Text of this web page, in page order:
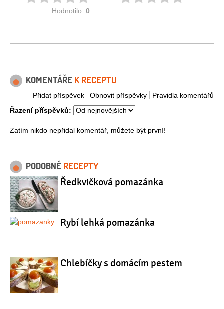
Hodnotilo: 0
KOMENTÁŘE K RECEPTU
Pravidla komentářů
Obnovit příspěvky
Přidat příspěvek
Řazení příspěvků:
Zatím nikdo nepřidal komentář, můžete být první!
PODOBNÉ RECEPTY
Ředkvičková pomazánka
Rybí lehká pomazánka
Chlebíčky s domácím pestem